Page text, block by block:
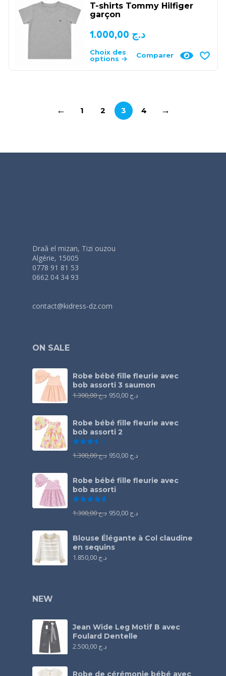
T-shirts Tommy Hilfiger
garçon
د.ج
Choix des
options
Comparer
← 1 2 3 4 →
Draâ el mizan, Tizi ouzou
Algérie, 15005
0778 91 81 53
0662 04 34 93
contact@kidress-dz.com
ON SALE
Robe bébé fille fleurie avec
bob assorti 3 saumon
د.ج1.300,00 د.ج
Robe bébé fille fleurie avec
bob assorti 2
د.ج1.300,00 د.ج
Robe bébé fille fleurie avec
bob assorti
د.ج1.300,00 د.ج
Blouse Élégante à Col claudine
en sequins
د.ج
NEW
Jean Wide Leg Motif B avec
Foulard Dentelle
د.ج
Robe de cérémonie bébé avec